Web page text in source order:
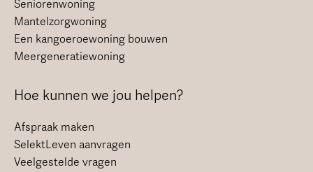
Seniorenwoning
Mantelzorgwoning
Een kangoeroewoning bouwen
Meergeneratiewoning
Hoe kunnen we jou helpen?
Afspraak maken
SelektLeven aanvragen
Veelgestelde vragen